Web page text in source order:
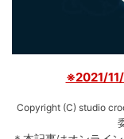
※2021/
Copyright (C) studio